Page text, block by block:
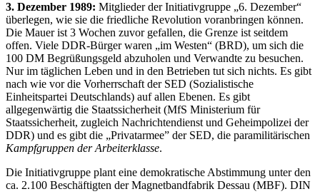
3. Dezember 1989: Mitglieder der Initiativgruppe „6. Dezember“
überlegen, wie sie die friedliche Revolution voranbringen können.
Die Mauer ist 3 Wochen zuvor gefallen, die Grenze ist seitdem
offen. Viele DDR-Bürger waren „im Westen“ (BRD), um sich die
100 DM Begrüßungsgeld abzuholen und Verwandte zu besuchen.
Nur im täglichen Leben und in den Betrieben tut sich nichts. Es gibt
nach wie vor die Vorherrschaft der SED (Sozialistische
Einheitspartei Deutschlands) auf allen Ebenen. Es gibt
allgegenwärtig die Staatssicherheit (MfS Ministerium für
Staatssicherheit, zugleich Nachrichtendienst und Geheimpolizei der
DDR) und es gibt die „Privatarmee” der SED, die paramilitärischen
Kampfgruppen der Arbeiterklasse.
Die Initiativgruppe plant eine demokratische Abstimmung unter den
ca. 2.100 Beschäftigten der Magnetbandfabrik Dessau (MBF). DIN